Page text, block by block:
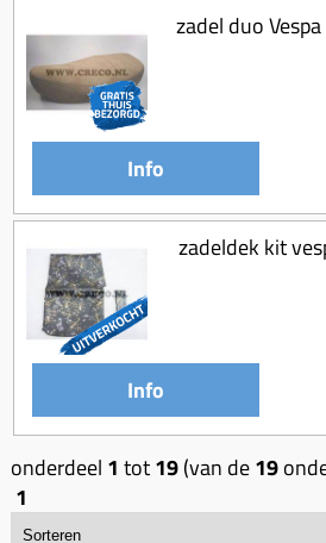
zadel duo
Info
zadeldek kit
Info
onderdeel 1 tot19(van de19
1